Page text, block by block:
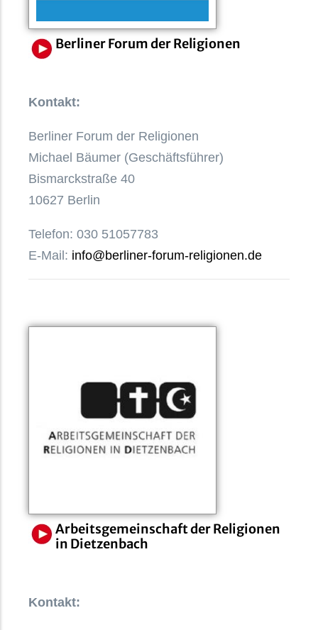
Berliner Forum der Religionen
Kontakt:
Berliner Forum der Religionen
Michael Bäumer (Geschäftsführer)
Bismarckstraße 40
10627 Berlin
Telefon: 030 51057783
E-Mail: info@berliner-forum-religionen.de
Arbeitsgemeinschaft der Religionen
in Dietzenbach
Kontakt: